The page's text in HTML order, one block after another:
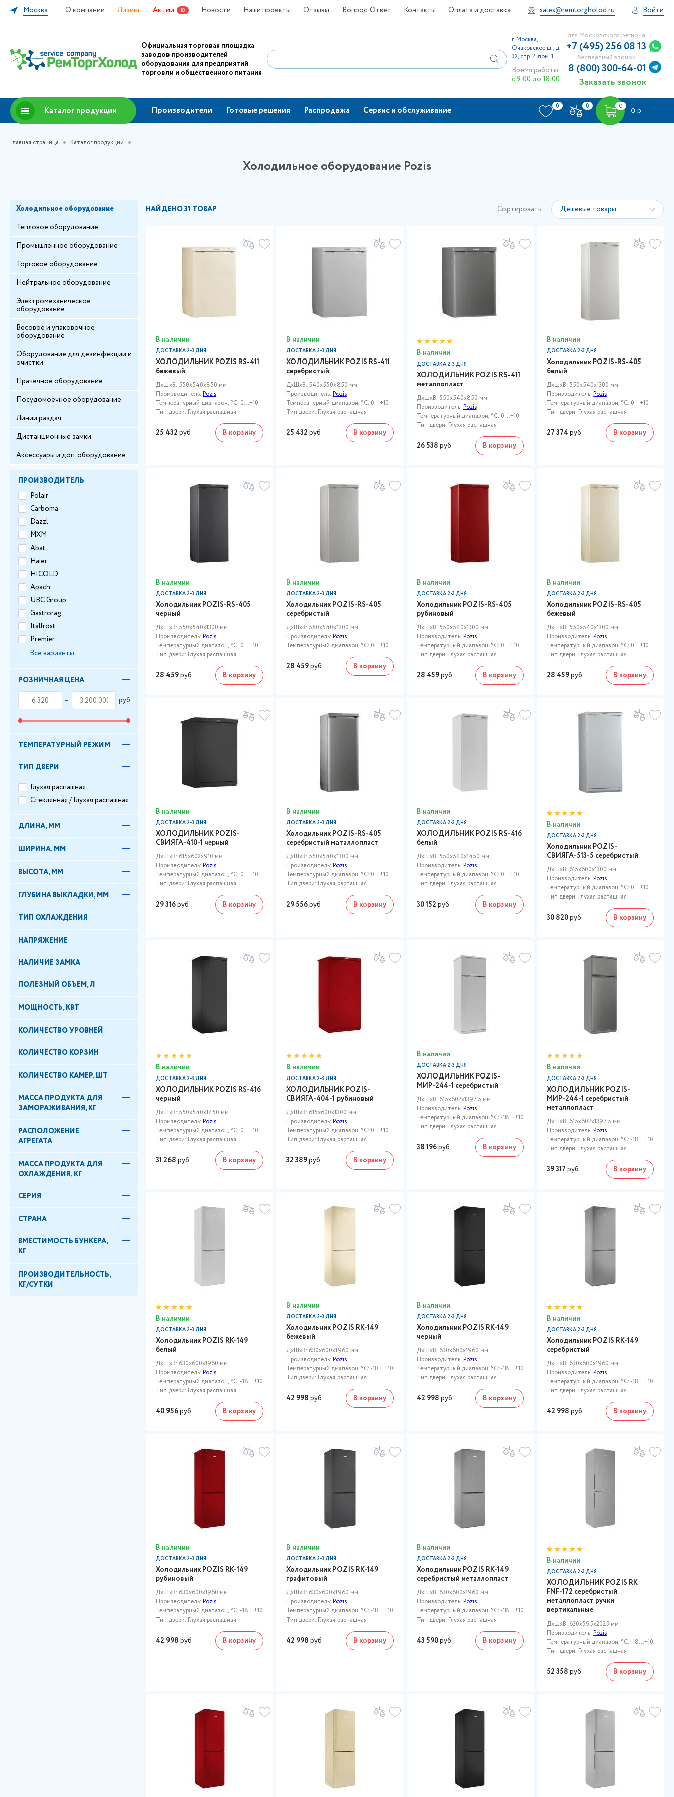
Москва О компании Лизинг Акции 18 Новости Наши проекты Отзывы Вопрос-Ответ Контакты Оплата и доставка sales@remtorgholod.ru Войти
Официальная торговая площадка
заводов производителей
оборудования для предприятий
торговли и общественного питания
г. Москва,
Очаковское ш., д.
32, стр. 2, пом. 1
Время работы:
с 9:00 до 18:00
для Московского региона
+7 (495) 256 08 13
бесплатный звонок
8 (800) 300-64-01
Заказать звонок
Каталог продукции Производители Готовые решения Распродажа Сервис и обслуживание 0 0 0
0 р.
Главная страница Каталог продукции
Холодильное оборудование Pozis
Холодильное оборудование
Тепловое оборудование
Промышленное оборудование
Торговое оборудование
Нейтральное оборудование
Электромеханическое
оборудование
Весовое и упаковочное
оборудование
Оборудование для дезинфекции и
очистки
Прачечное оборудование
Посудомоечное оборудование
Линии раздач
Дистанционные замки
Аксессуары и доп. оборудование
ПРОИЗВОДИТЕЛЬ
Polair
Carboma
Dazzl
МХМ
Abat
Haier
HICOLD
Apach
UBC Group
Gastrorag
Italfrost
Premier
Все варианты
РОЗНИЧНАЯ ЦЕНА
руб
ТЕМПЕРАТУРНЫЙ РЕЖИМ
ТИП ДВЕРИ
Глухая распашная
Стеклянная / Глухая распашная
ДЛИНА, ММ
ШИРИНА, ММ
ВЫСОТА, ММ
ГЛУБИНА ВЫКЛАДКИ, ММ
ТИП ОХЛАЖДЕНИЯ
НАПРЯЖЕНИЕ
НАЛИЧИЕ ЗАМКА
ПОЛЕЗНЫЙ ОБЪЕМ, Л
МОЩНОСТЬ, КВТ
КОЛИЧЕСТВО УРОВНЕЙ
КОЛИЧЕСТВО КОРЗИН
КОЛИЧЕСТВО КАМЕР, ШТ
МАССА ПРОДУКТА ДЛЯ
ЗАМОРАЖИВАНИЯ, КГ
РАСПОЛОЖЕНИЕ
АГРЕГАТА
МАССА ПРОДУКТА ДЛЯ
ОХЛАЖДЕНИЯ, КГ
СЕРИЯ
СТРАНА
ВМЕСТИМОСТЬ БУНКЕРА,
КГ
ПРОИЗВОДИТЕЛЬНОСТЬ,
КГ/СУТКИ
НАЙДЕНО31 ТОВАР Сортировать: Дешевые товары
В наличии
ДОСТАВКА 2-3 ДНЯ
ХОЛОДИЛЬНИК POZIS RS-411
бежевый
ДxШxВ: 550x540x850 мм
Производитель: Pozis
Температурный диапазон, °C: 0...+10
Тип двери: Глухая распашная
25 432 руб В корзину
В наличии
ДОСТАВКА 2-3 ДНЯ
ХОЛОДИЛЬНИК POZIS RS-411
серебристый
ДxШxВ: 540x550x850 мм
Производитель:Pozis
Температурный диапазон, °C: 0...+10
Тип двери: Глухая распашная
25 432 руб В корзину
В наличии
ДОСТАВКА 2-3 ДНЯ
ХОЛОДИЛЬНИК POZIS RS-411
металлопласт
ДxШxВ: 550x540x850 мм
Производитель:Pozis
Температурный диапазон, °C: 0...+10
Тип двери: Глухая распашная
26 538 руб В корзину
В наличии
ДОСТАВКА 2-3 ДНЯ
Холодильник POZIS-RS-405
белый
ДxШxВ: 550x540x1300 мм
Производитель:Pozis
Температурный диапазон, °C: 0...+10
Тип двери: Глухая распашная
27 374 руб В корзину
В наличии
ДОСТАВКА 2-3 ДНЯ
Холодильник POZIS-RS-405
черный
ДxШxВ: 550x540x1300 мм
Производитель: Pozis
Температурный диапазон, °C: 0...+10
Тип двери: Глухая распашная
28 459руб В корзину
В наличии
ДОСТАВКА 2-3 ДНЯ
Холодильник POZIS-RS-405
серебристый
ДxШxВ: 550x540x1300 мм
Производитель: Pozis
Температурный диапазон, °C: 0...+10
28 459руб В корзину
В наличии
ДОСТАВКА 2-3 ДНЯ
Холодильник POZIS-RS-405
рубиновый
ДxШxВ: 550x540x1300 мм
Производитель: Pozis
Температурный диапазон, °C: 0...+10
Тип двери: Глухая распашная
28 459руб В корзину
В наличии
ДОСТАВКА 2-3 ДНЯ
Холодильник POZIS-RS-405
бежевый
ДxШxВ: 550x540x1300 мм
Производитель:Pozis
Температурный диапазон, °C: 0...+10
Тип двери: Глухая распашная
28 459руб В корзину
В наличии
ДОСТАВКА 2-3 ДНЯ
ХОЛОДИЛЬНИК POZIS-
СВИЯГА-410-1 черный
ДxШxВ: 615x602x910 мм
Производитель: Pozis
Температурный диапазон, °C: 0...+10
Тип двери: Глухая распашная
29 316руб В корзину
В наличии
ДОСТАВКА 2-3 ДНЯ
Холодильник POZIS-RS-405
серебристый маталлопласт
ДxШxВ: 550x540x1300 мм
Производитель: Pozis
Температурный диапазон, °C: 0...+10
Тип двери: Глухая распашная
29 556руб В корзину
В наличии
ДОСТАВКА 2-3 ДНЯ
ХОЛОДИЛЬНИК POZIS RS-416
белый
ДxШxВ: 550x540x1450 мм
Производитель: Pozis
Температурный диапазон, °C: 0...+10
Тип двери: Глухая распашная
30 152 руб В корзину
В наличии
ДОСТАВКА 2-3 ДНЯ
Холодильник POZIS-
СВИЯГА-513-5 серебристый
ДxШxВ: 615x600x1300 мм
Производитель:Pozis
Температурный диапазон, °C: 0...+10
Тип двери: Глухая распашная
30 820руб В корзину
В наличии
ДОСТАВКА 2-3 ДНЯ
ХОЛОДИЛЬНИК POZIS RS-416
черный
ДxШxВ: 550x540x1450 мм
Производитель: Pozis
Температурный диапазон, °C: 0...+10
Тип двери: Глухая распашная
31 268 руб В корзину
В наличии
ДОСТАВКА 2-3 ДНЯ
ХОЛОДИЛЬНИК POZIS-
СВИЯГА-404-1 рубиновый
ДxШxВ: 615x600x1300 мм
Производитель: Pozis
Температурный диапазон, °C: 0...+10
Тип двери: Глухая распашная
32 389руб В корзину
В наличии
ДОСТАВКА 2-3 ДНЯ
ХОЛОДИЛЬНИК POZIS-
МИР-244-1 серебристый
ДxШxВ: 615x602x1397.5 мм
Производитель: Pozis
Температурный диапазон, °C: -18...+10
Тип двери: Глухая распашная
38 196руб В корзину
В наличии
ДОСТАВКА 2-3 ДНЯ
ХОЛОДИЛЬНИК POZIS-
МИР-244-1 серебристый
металлопласт
ДxШxВ: 615x602x1397.5 мм
Производитель:Pozis
Температурный диапазон, °C: -18...+10
Тип двери: Глухая распашная
39 317 руб В корзину
В наличии
ДОСТАВКА 2-3 ДНЯ
Холодильник POZIS RK-149
белый
ДxШxВ: 630x600x1960 мм
Производитель: Pozis
Температурный диапазон, °C: -18...+10
Тип двери: Глухая распашная
40 956руб В корзину
В наличии
ДОСТАВКА 2-3 ДНЯ
Холодильник POZIS RK-149
бежевый
ДxШxВ: 630x600x1960 мм
Производитель: Pozis
Температурный диапазон, °C: -18...+10
Тип двери: Глухая распашная
42 998 руб В корзину
В наличии
ДОСТАВКА 2-3 ДНЯ
Холодильник POZIS RK-149
черный
ДxШxВ: 630x600x1960 мм
Производитель: Pozis
Температурный диапазон, °C: -18...+10
Тип двери: Глухая распашная
42 998 руб В корзину
В наличии
ДОСТАВКА 2-3 ДНЯ
Холодильник POZIS RK-149
серебристый
ДxШxВ: 630x600x1960 мм
Производитель:Pozis
Температурный диапазон, °C: -18...+10
Тип двери: Глухая распашная
42 998 руб В корзину
В наличии
ДОСТАВКА 2-3 ДНЯ
Холодильник POZIS RK-149
рубиновый
ДxШxВ: 630x600x1960 мм
Производитель: Pozis
Температурный диапазон, °C: -18...+10
Тип двери: Глухая распашная
42 998 руб В корзину
В наличии
ДОСТАВКА 2-3 ДНЯ
Холодильник POZIS RK-149
графитовый
ДxШxВ: 630x600x1960 мм
Производитель:Pozis
Температурный диапазон, °C: -18...+10
Тип двери: Глухая распашная
42 998 руб В корзину
В наличии
ДОСТАВКА 2-3 ДНЯ
Холодильник POZIS RK-149
серебристый металлопласт
ДxШxВ: 630x600x1960 мм
Производитель:Pozis
Температурный диапазон, °C: -18...+10
Тип двери: Глухая распашная
43 590руб В корзину
В наличии
ДОСТАВКА 2-3 ДНЯ
ХОЛОДИЛЬНИК POZIS RK
FNF-172 серебристый
металлопласт ручки
вертикальные
ДxШxВ: 630x595x2025 мм
Производитель:Pozis
Температурный диапазон, °C: -18...+10
Тип двери: Глухая распашная
52 358 руб В корзину